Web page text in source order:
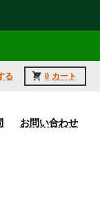
る 0 カート
お問い合わせ